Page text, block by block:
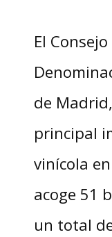
El
de
principal
vinícola
acoge 51
un total